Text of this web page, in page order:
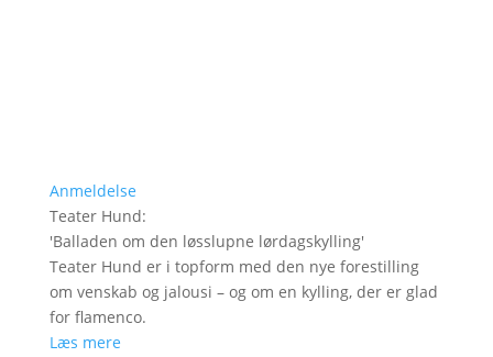
Anmeldelse
Teater Hund:
'Balladen om den løsslupne lørdagskylling'
Teater Hund er i topform med den nye forestilling
om venskab og jalousi – og om en kylling, der er glad
for flamenco.
Læs mere